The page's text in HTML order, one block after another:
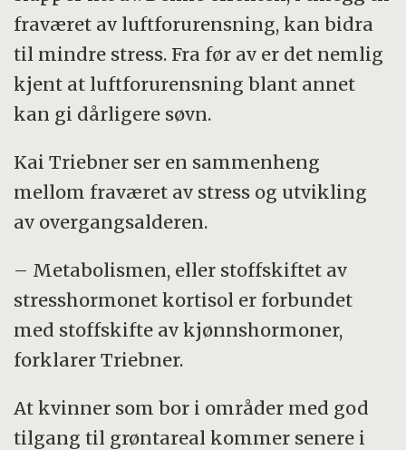
fraværet av luftforurensning, kan bidra
til mindre stress. Fra før av er det nemlig
kjent at luftforurensning blant annet
kan gi dårligere søvn.
Kai Triebner ser en sammenheng
mellom fraværet av stress og utvikling
av overgangsalderen.
– Metabolismen, eller stoffskiftet av
stresshormonet kortisol er forbundet
med stoffskifte av kjønnshormoner,
forklarer Triebner.
At kvinner som bor i områder med god
tilgang til grøntareal kommer senere i